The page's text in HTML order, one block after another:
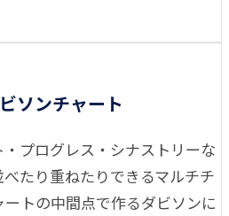
ソンチャート
プログレス・シナストリーな
たり重ねたりできるマルチチ
トの中間点で作るダビソンに